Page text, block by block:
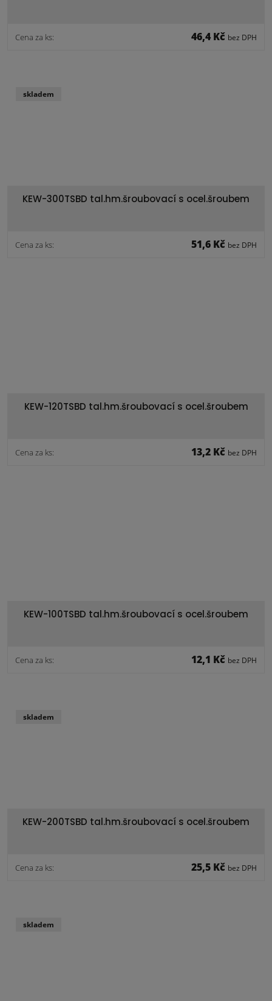
Cena za ks: 46,4 Kč bez DPH
KEW-300TSBD tal.hm.šroubovací s ocel.šroubem
Cena za ks: 51,6 Kč bez DPH
skladem
KEW-120TSBD tal.hm.šroubovací s ocel.šroubem
Cena za ks: 13,2 Kč bez DPH
KEW-100TSBD tal.hm.šroubovací s ocel.šroubem
Cena za ks: 12,1 Kč bez DPH
KEW-200TSBD tal.hm.šroubovací s ocel.šroubem
Cena za ks: 25,5 Kč bez DPH
skladem
skladem